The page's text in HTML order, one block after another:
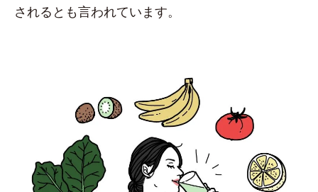
されるとも言われています。